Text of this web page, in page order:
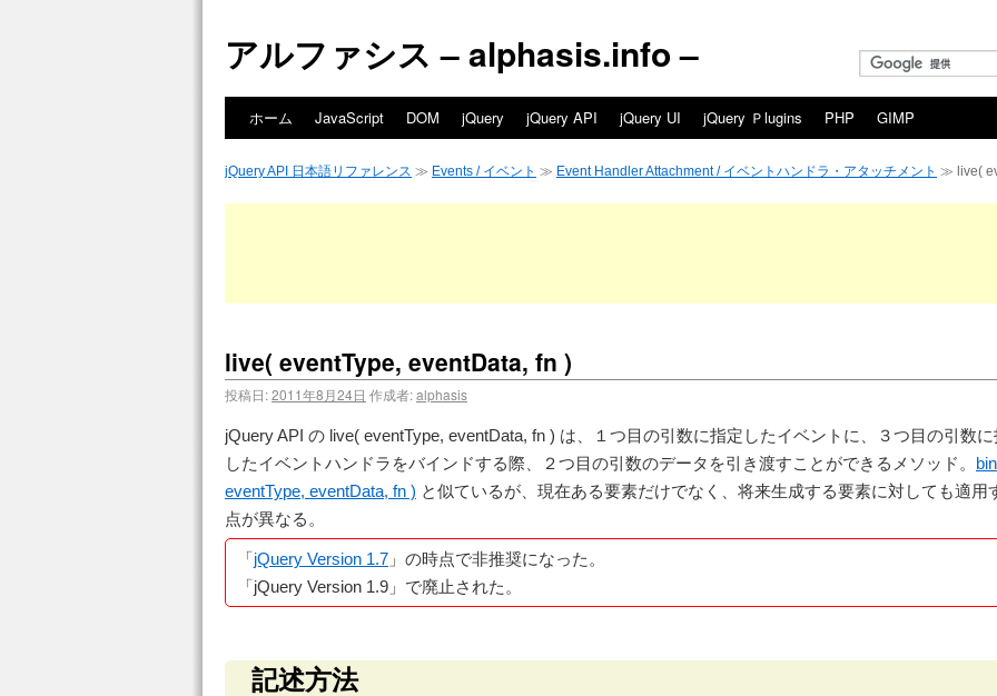
アルファシス – alphasis.info –
ホーム JavaScript DOM jQuery jQuery API jQuery UI jQuery Ｐlugins PHP GIMP
jQuery API 日本語リファレンス ≫ Events / イベント ≫ Event Handler Attachment / イベントハンドラ・アタッチメント ≫ live(
live( eventType, eventData, fn )
投稿日:2011年8月24日 作成者:alphasis
jQuery API の live( eventType, eventData, fn ) は、１つ目の引数に指定したイベントに、３つ目の引数
したイベントハンドラをバインドする際、２つ目の引数のデータを引き渡すことができるメソッド。
eventType, eventData, fn ) と似ているが、現在ある要素だけでなく、将来生成する要素に対しても適用
点が異なる。
「jQuery Version 1.7 」の時点で非推奨になった。
「jQuery Version 1.9」で廃止された。
記述方法